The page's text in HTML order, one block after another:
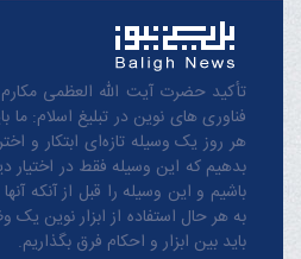
تأکید حضرت آیت الله العظمی مکارم
فناوری های نوین در تبلیغ اسلام: ما
هر روز یک وسیله تازه‌ای ابتکار و
بدهیم که این وسیله فقط در اختیار
باشیم و این وسیله را قبل از آنکه
به هر حال استفاده از ابزار نوین
باید بین ابزار و احکام فرق بگذاریم.